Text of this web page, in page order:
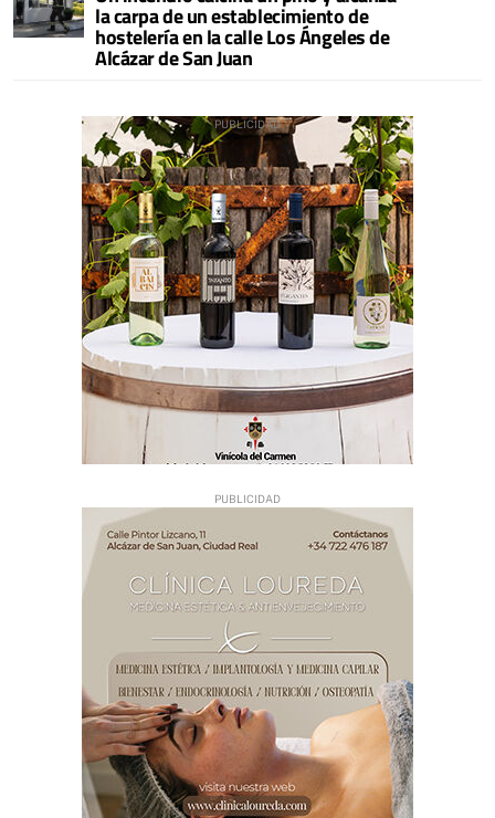
la carpa de un establecimiento de
hostelería en la calle Los Ángeles de
Alcázar de San Juan